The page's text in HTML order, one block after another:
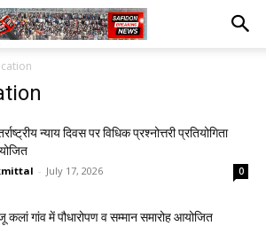
न्याय दिवस पर विधिक प्रश्नोत्तरी प्रतियोगिता
- July 17, 2026 0
कलां गांव में पौधारोपण व सम्मान समारोह आयोजित